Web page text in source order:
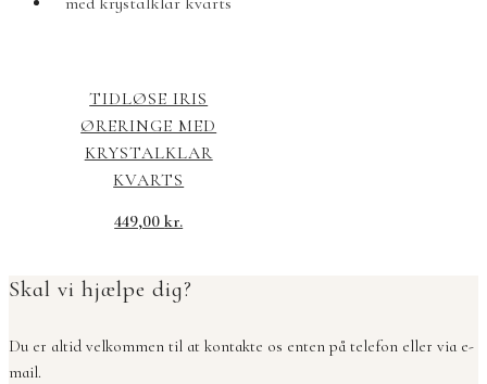
TIDLØSE IRIS
ØRERINGE MED
KRYSTALKLAR
KVARTS
449,00kr.
Skal vi hjælpe dig?
Du er altid velkommen til at kontakte os enten på telefon eller via e-
mail.